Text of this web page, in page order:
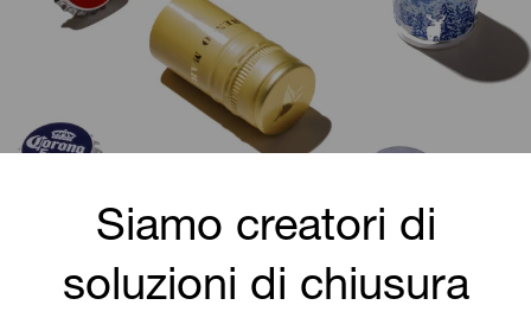
Siamo creatori di
soluzioni di chiusura